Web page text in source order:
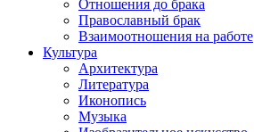
Отношения до брака
Православный брак
Взаимоотношения на работе
Культура
Архитектура
Литература
Иконопись
Музыка